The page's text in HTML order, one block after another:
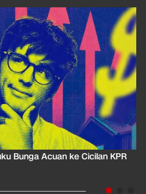
Bunga Acuan ke Cicilan KPR